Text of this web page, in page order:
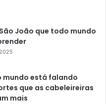
João que todo mundo
mundo está falando
que as cabeleireiras
mais